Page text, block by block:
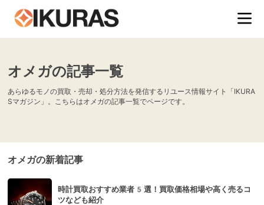
オメガの記事一覧
あらゆるモノの買取・売却・処分方法を発信するリユース情報サイト「IKURA
Sマガジン」。こちらはオメガの記事一覧でページです。
オメガの新着記事
時計買取おすすめ業者5選！買取価格相場や高く売るコ
ツなども紹介